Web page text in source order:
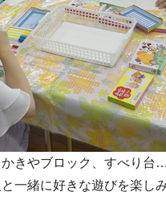
かきやブロック、すべり台
一緒に好きな遊びを楽し